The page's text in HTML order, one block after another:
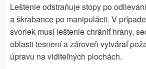
Leštenie odstraňuje stopy po
a škrabance po manipulácii. V
svoriek musí leštenie chrániť hrany,
oblasti tesnení a zároveň vytvárať
úpravu na viditeľných plochách.